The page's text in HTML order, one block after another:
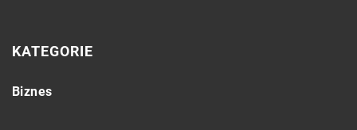
KATEGORIE
Biznes